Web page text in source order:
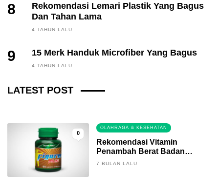
8
Rekomendasi Lemari Plastik Yang Bagus
Dan Tahan Lama
4 TAHUN LALU
9 15 Merk Handuk Microfiber Yang Bagus
4 TAHUN LALU
LATEST POST
FINANCE, INVESTING
3 BULAN LALU
0
OLAHRAGA & KESEHATAN
Rekomendasi Vitamin
Penambah Berat Badan
Terbaik
7 BULAN LALU